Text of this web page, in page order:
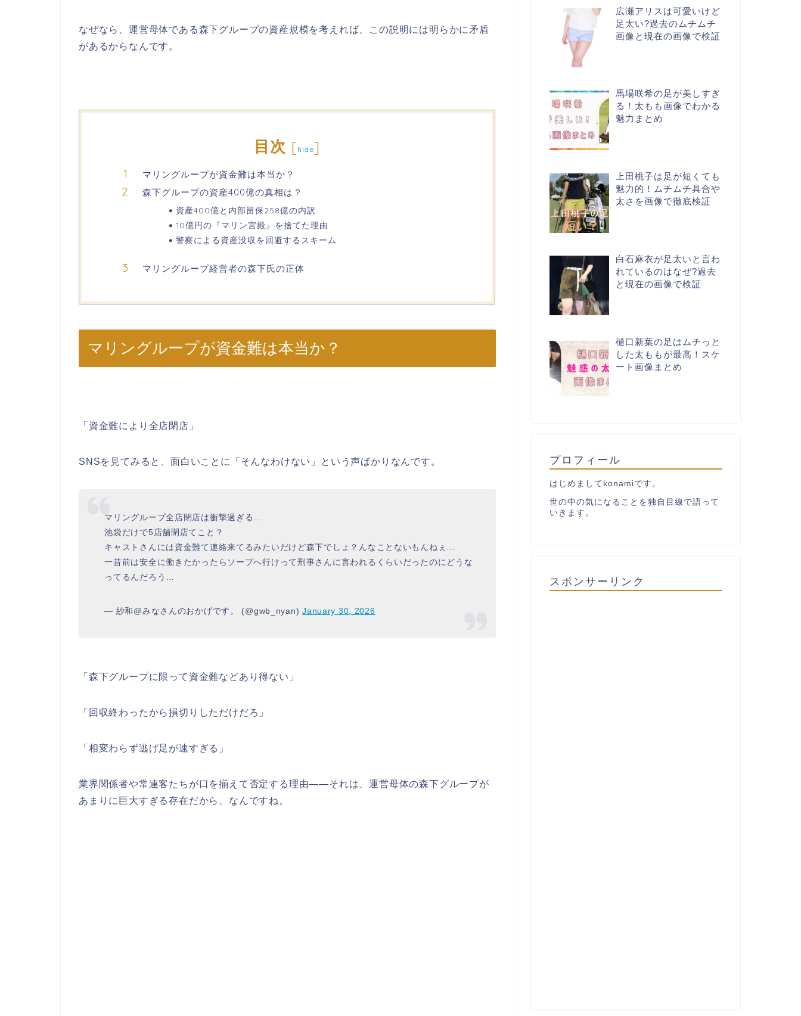
なぜなら、運営母体である森下グループの資産規模を考えれば、この説明には明らかに矛盾
があるからなんです。
目次 [hide]
マリングループが資金難は本当か？
森下グループの資産400億の真相は？
資産400億と内部留保258億の内訳
10億円の『マリン宮殿』を捨てた理由
警察による資産没収を回避するスキーム
マリングループ経営者の森下氏の正体
マリングループが資金難は本当か？
「資金難により全店閉店」
SNSを見てみると、面白いことに「そんなわけない」という声ばかりなんです。
マリングループ全店閉店は衝撃過ぎる…
池袋だけで5店舗閉店てこと？
キャストさんには資金難て連絡来てるみたいだけど森下でしょ？んなことないもんねぇ…
一昔前は安全に働きたかったらソープへ行けって刑事さんに言われるくらいだったのにどうな
ってるんだろう…
— 紗和@みなさんのおかげです。 (@gwb_nyan)January 30, 2026
「森下グループに限って資金難などあり得ない」
「回収終わったから損切りしただけだろ」
「相変わらず逃げ足が速すぎる」
業界関係者や常連客たちが口を揃えて否定する理由——それは、運営母体の森下グループが
あまりに巨大すぎる存在だから、なんですね。
広瀬アリスは可愛いけど
足太い?過去のムチムチ
画像と現在の画像で検証
馬場咲希の足が美しすぎ
る！太もも画像でわかる
魅力まとめ
上田桃子は足が短くても
魅力的！ムチムチ具合や
太さを画像で徹底検証
白石麻衣が足太いと言わ
れているのはなぜ?過去
と現在の画像で検証
樋口新葉の足はムチっと
した太ももが最高！スケ
ート画像まとめ
プロフィール
はじめましてkonamiです。
世の中の気になることを独自目線で語って
いきます。
スポンサーリンク